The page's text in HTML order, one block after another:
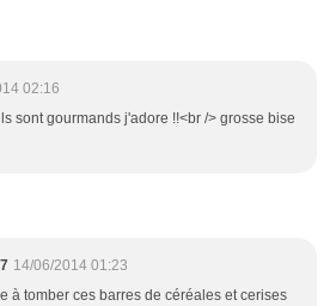
02:16
sont gourmands j'adore !!<br /> grosse bise
14/06/2014 01:23
à tomber ces barres de céréales et cerises